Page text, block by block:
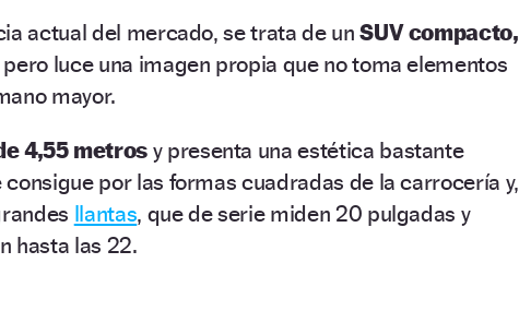
actual del mercado, se trata de unSUV compacto,
luce una imagen propia que no toma elementos
mayor.
4,55 metrosy presenta una estética bastante
consigue por las formas cuadradas de la carrocería y,
llantas, que de serie miden 20 pulgadas y
hasta las 22.